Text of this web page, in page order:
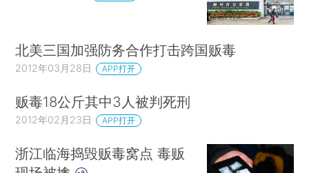
北美三国加强防务合作打击跨国贩毒
2012年03月28日 APP打开
贩毒18公斤其中3人被判死刑
2012年02月23日 APP打开
浙江临海捣毁贩毒窝点 毒贩